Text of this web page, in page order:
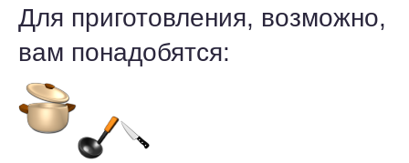
Для приготовления, возможно,
вам понадобятся: